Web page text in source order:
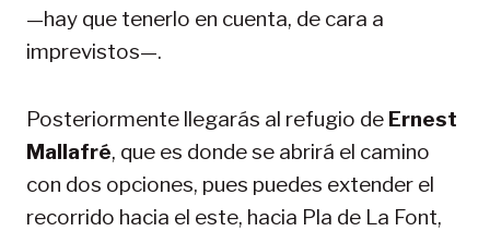
—hay que tenerlo en cuenta, de cara a
imprevistos—.
Posteriormente llegarás al refugio de Ernest
Mallafré, que es donde se abrirá el camino
con dos opciones, pues puedes extender el
recorrido hacia el este, hacia Pla de La Font,